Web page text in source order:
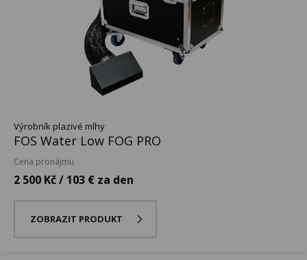
Výrobník plazivé mlhy
FOS Water Low FOG PRO
Cena pronájmu
2 500 Kč / 103 € za den
ZOBRAZIT PRODUKT